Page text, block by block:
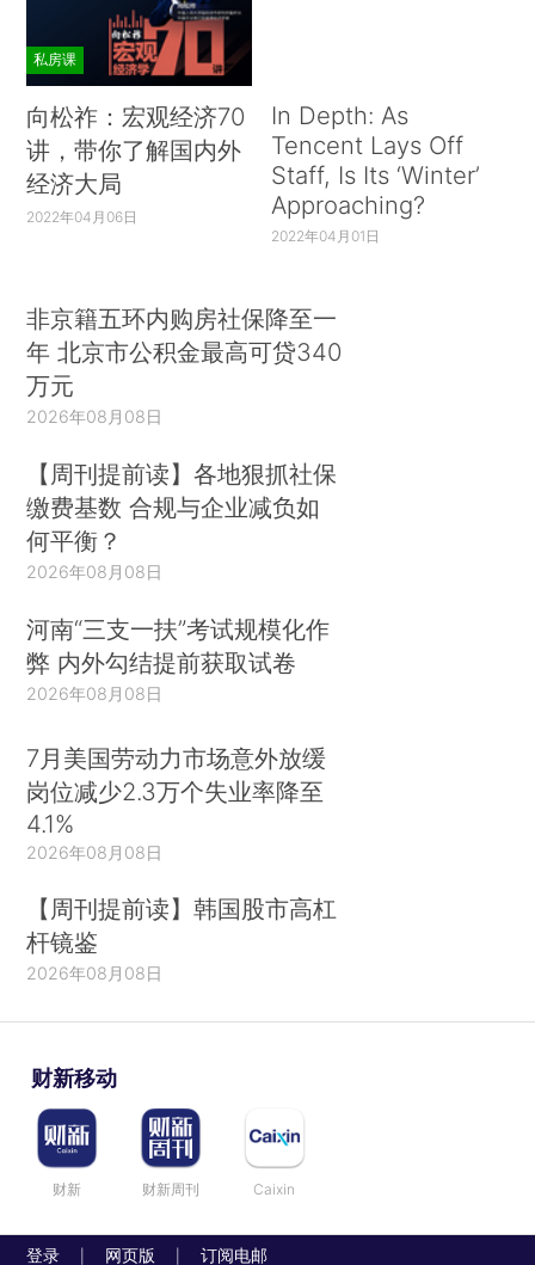
私房课
向松祚：宏观经济70
讲，带你了解国内外
经济大局
2022年04月06日
In Depth: As
Tencent Lays Off
Staff, Is Its ‘Winter’
Approaching?
2022年04月01日
非京籍五环内购房社保降至一
年 北京市公积金最高可贷340
万元
2026年08月08日
【周刊提前读】各地狠抓社保
缴费基数 合规与企业减负如
何平衡？
2026年08月08日
河南“三支一扶”考试规模化作
弊 内外勾结提前获取试卷
2026年08月08日
7月美国劳动力市场意外放缓
岗位减少2.3万个失业率降至
4.1%
2026年08月08日
【周刊提前读】韩国股市高杠
杆镜鉴
2026年08月08日
财新移动
财新 财新周刊 Caixin
登录 网页版 订阅电邮